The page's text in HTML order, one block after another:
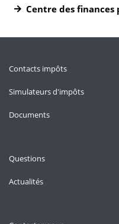
Centre des finances
Contacts impôts
Simulateurs d'impôts
Documents
Questions
Actualités